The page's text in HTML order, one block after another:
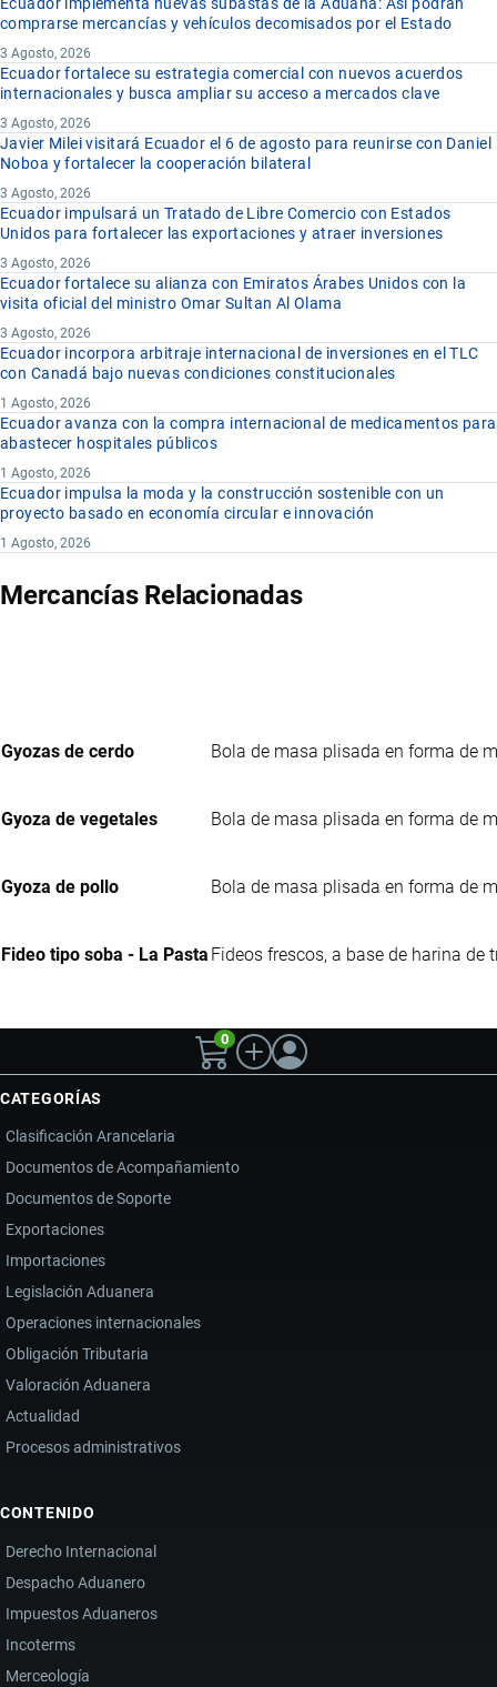
Ecuador implementa nuevas subastas de la Aduana: Así podrán
comprarse mercancías y vehículos decomisados por el Estado
3 Agosto, 2026
Ecuador fortalece su estrategia comercial con nuevos acuerdos
internacionales y busca ampliar su acceso a mercados clave
3 Agosto, 2026
Javier Milei visitará Ecuador el 6 de agosto para reunirse con Daniel
Noboa y fortalecer la cooperación bilateral
3 Agosto, 2026
Ecuador impulsará un Tratado de Libre Comercio con Estados
Unidos para fortalecer las exportaciones y atraer inversiones
3 Agosto, 2026
Ecuador fortalece su alianza con Emiratos Árabes Unidos con la
visita oficial del ministro Omar Sultan Al Olama
3 Agosto, 2026
Ecuador incorpora arbitraje internacional de inversiones en el TLC
con Canadá bajo nuevas condiciones constitucionales
1 Agosto, 2026
Ecuador avanza con la compra internacional de medicamentos para
abastecer hospitales públicos
1 Agosto, 2026
Ecuador impulsa la moda y la construcción sostenible con un
proyecto basado en economía circular e innovación
1 Agosto, 2026
Mercancías Relacionadas
Gyozas de cerdo Bola de masa plisada en forma de
Gyoza de vegetales Bola de masa plisada en forma de
Gyoza de pollo Bola de masa plisada en forma de
Fideo tipo soba - La Pasta Fideos frescos, a base de harina
0
CATEGORÍAS
Clasificación Arancelaria
Documentos de Acompañamiento
Documentos de Soporte
Exportaciones
Importaciones
Legislación Aduanera
Operaciones internacionales
Obligación Tributaria
Valoración Aduanera
Actualidad
Procesos administrativos
CONTENIDO
Derecho Internacional
Despacho Aduanero
Impuestos Aduaneros
Incoterms
Merceología